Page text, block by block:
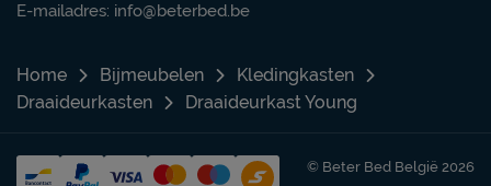
E-mailadres: info@beterbed.be
Home Bijmeubelen
Kledingkasten
Draaideurkasten
Draaideurkast Young
© Beter Bed België 2026